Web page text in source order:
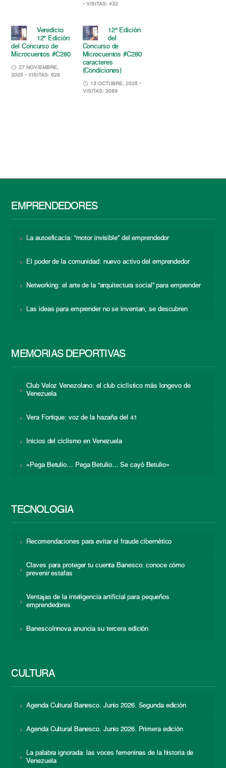
• VISITAS: 432
Veredicto
12° Edición
del Concurso de
Microcuentos #C280
27 NOVIEMBRE,
2025 • VISITAS: 629
12° Edición
del
Concurso de
Microcuentos #C280
caracteres
(Condiciones)
13 OCTUBRE, 2025 •
VISITAS: 2089
EMPRENDEDORES
La autoeficacia: “motor invisible” del emprendedor
El poder de la comunidad: nuevo activo del emprendedor
Networking: el arte de la “arquitectura social” para emprender
Las ideas para emprender no se inventan, se descubren
MEMORIAS DEPORTIVAS
Club Veloz Venezolano: el club ciclístico más longevo de
Venezuela
Vera Fortique: voz de la hazaña del 41
Inicios del ciclismo en Venezuela
«Pega Betulio… Pega Betulio… Se cayó Betulio»
TECNOLOGÍA
Recomendaciones para evitar el fraude cibernético
Claves para proteger tu cuenta Banesco: conoce cómo
prevenir estafas
Ventajas de la inteligencia artificial para pequeños
emprendedores
BanescoInnova anuncia su tercera edición
CULTURA
Agenda Cultural Banesco. Junio 2026. Segunda edición
Agenda Cultural Banesco. Junio 2026. Primera edición
La palabra ignorada: las voces femeninas de la historia de
Venezuela